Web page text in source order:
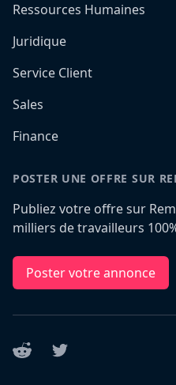
Ressources Humaines
Juridique
Service Client
Sales
Finance
POSTER UNE OFFRE SUR
Publiez votre offre sur
milliers de travailleurs
Poster votre annonce
Reddit Twitter